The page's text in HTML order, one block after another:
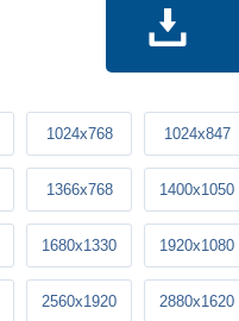
1024x768 1024x847
1366x768 1400x1050
1680x1330 1920x1080
2560x1920 2880x1620